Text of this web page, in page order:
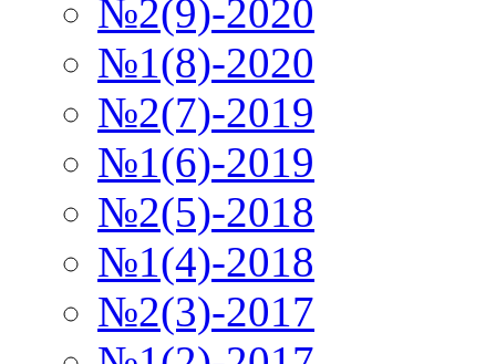
№2(9)-2020
№1(8)-2020
№2(7)-2019
№1(6)-2019
№2(5)-2018
№1(4)-2018
№2(3)-2017